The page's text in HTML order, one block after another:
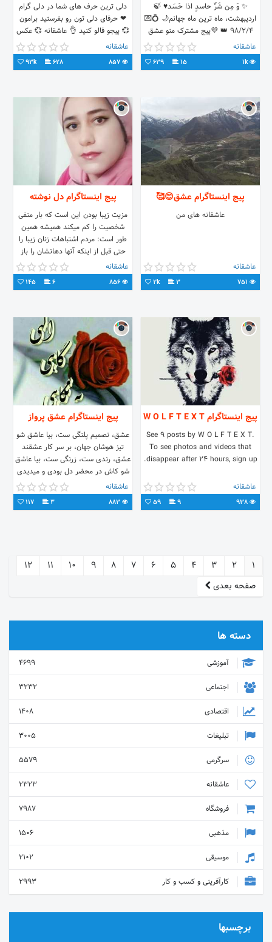
✨ وَ مِن شَرِّ حاسدٍ اذا حَسَد♥️ 🍃‌‌‌‌‌‌‌‌‌‌‌‌‌‌‌‌‌‌‌‌‌‌‌‌‌‌‌‌‌‌‌‌‌‌‌‌‌‌‌‌‌‌‌‌‌
اردیبهشت، ماه ترین ماه جهانم🌙 💍💌
98/2/4 👑 💜پیج مشترک منو عشق
جان👫
عاشقانه
1k
15
639
دلی ترین حرف های شما در دلی گرام
❤ حرفای دلی تون رو بفرستید برامون
💞 پیجو فالو کنید 👌 عاشقانه 💞 عکس
نوشته 🖤 عکس پروفایل 🥀 استوری
هارو از دست ندید ✌
عاشقانه
628
93k
پیج اینستاگرام عشق😊🥰
عاشقانه های من
عاشقانه
3
2k
پیج اینستاگرام دل نوشته
مزيت زيبا بودن اين است كه بار منفى
شخصيت را كم میكند هميشه همين
طور است: مردم اشتباهات زنان زيبا را
حتى قبل از اينكه آنها دهانشان را باز
كنند می بخشند
عاشقانه
6
145
پیج اینستاگرام W O L F T E X T
See 9 posts by W O L F T E X T.
To see photos and videos that
disappear after 24 hours, sign up.
عاشقانه
9
59
پیج اینستاگرام عشق پرواز
عشق، تصمیم پلنگی ست، بیا عاشق شو
تیز هوشان جهان، بر سر کار عشقند
عشق، رندی ست، زرنگی ست، بیا عاشق
شو کاش در محضر دل بودی و میدیدی
تو #آغوشم_باش#
عاشقانه
3
117
1
2
3
4
5
6
7
8
9
10
11
12
صفحه بعدی
دسته ها
آموزشی
4699
اجتماعی
3232
اقتصادی
1408
تبلیغات
3005
سرگرمی
5579
عاشقانه
2323
فروشگاه
7987
مذهبی
1506
موسیقی
2102
کارآفرینی و کسب و کار
2993
برچسبها